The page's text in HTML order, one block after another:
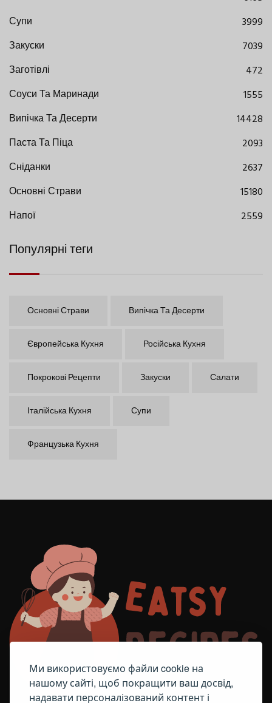
Ми використовуємо файли cookie на
нашому сайті, щоб покращити ваш досвід,
надавати персоналізований контент і
Супи
3999
Закуски
7039
Заготівлі
472
Соуси Та Маринади
1555
Випічка Та Десерти
14428
Паста Та Піца
2093
Сніданки
2637
Основні Страви
15180
Напої
2559
Популярні теги
Основні Страви Випічка Та Десерти
Європейська Кухня Російська Кухня
Покрокові Рецепти Закуски Салати
Італійська Кухня Супи
Французька Кухня